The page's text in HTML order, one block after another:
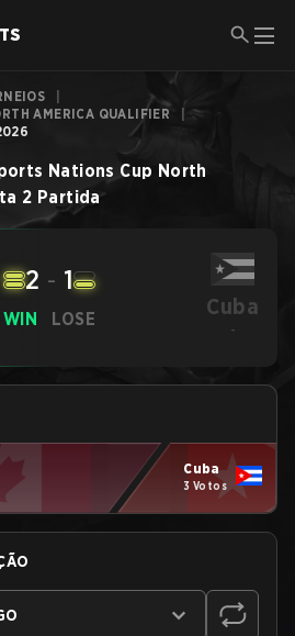
AMERICA QUALIFIER
Nations Cup North
2 Partida
WIN
2 - 1
LOSE Cuba
-
Cuba
3 Votos